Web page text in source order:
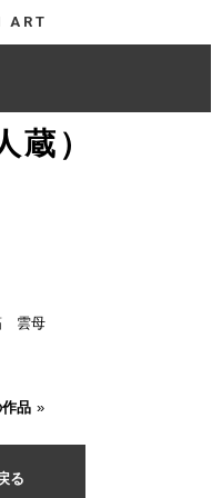
ART
蔵）
雲母
品 »
る